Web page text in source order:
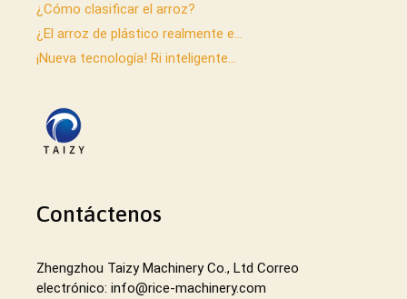
¿Cómo clasificar el arroz?
¿El arroz de plástico realmente e...
¡Nueva tecnología! Ri inteligente...
Contáctenos
Zhengzhou Taizy Machinery Co., Ltd Correo
electrónico: info@rice-machinery.com